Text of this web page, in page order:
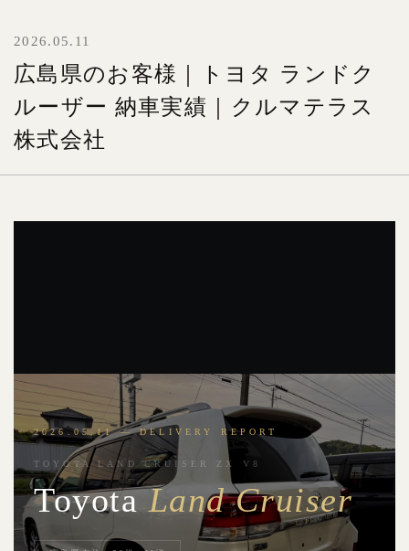
2026.05.11
広島県のお客様｜トヨタ ランドク
ルーザー 納車実績｜クルマテラス
株式会社
2026.05.11 — DELIVERY REPORT
TOYOTA LAND CRUISER ZX V8
ToyotaLand Cruiser